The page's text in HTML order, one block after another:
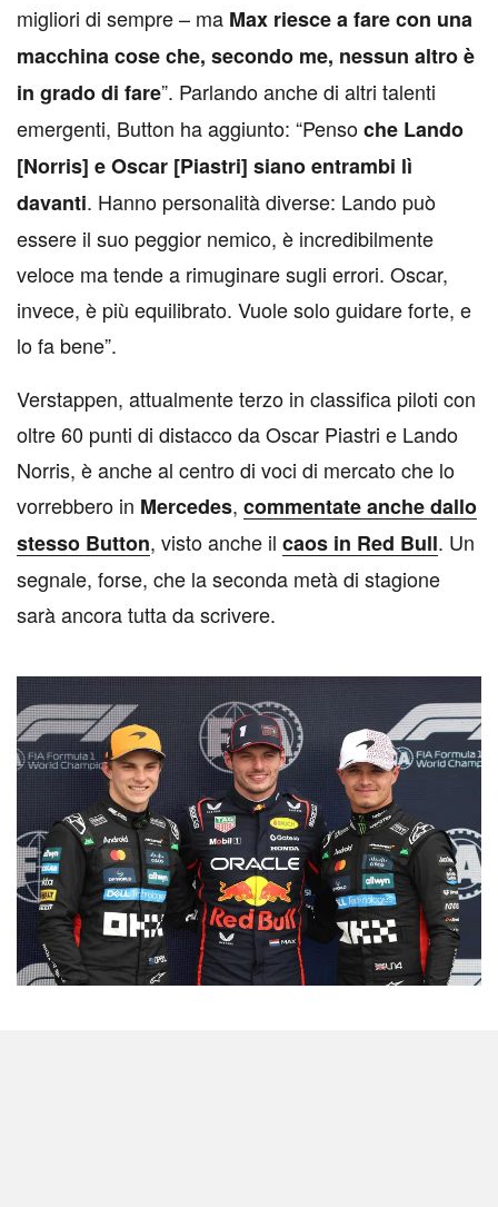
migliori di sempre – ma Max riesce a fare con una
macchina cose che, secondo me, nessun altro è
in grado di fare”. Parlando anche di altri talenti
emergenti, Button ha aggiunto: “Pensoche Lando
[Norris] e Oscar [Piastri] siano entrambi lì
davanti. Hanno personalità diverse: Lando può
essere il suo peggior nemico, è incredibilmente
veloce ma tende a rimuginare sugli errori. Oscar,
invece, è più equilibrato. Vuole solo guidare forte, e
lo fa bene”.
Verstappen, attualmente terzo in classifica piloti con
oltre 60 punti di distacco da Oscar Piastri e Lando
Norris, è anche al centro di voci di mercato che lo
vorrebbero in Mercedes, commentate anche dallo
stesso Button, visto anche il caos in Red Bull. Un
segnale, forse, che la seconda metà di stagione
sarà ancora tutta da scrivere.